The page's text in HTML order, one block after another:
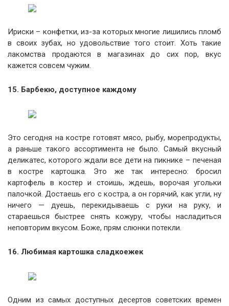
Ириски – конфетки, из-за которых многие лишились пломб
в своих зубах, но удовольствие того стоит. Хоть такие
лакомства продаются в магазинах до сих пор, вкус
кажется совсем чужим.
15. Барбекю, доступное каждому
Это сегодня на костре готовят мясо, рыбу, морепродукты,
а раньше такого ассортимента не было. Самый вкусный
деликатес, которого ждали все дети на пикнике – печеная
в костре картошка. Это же так интересно: бросил
картофель в костер и стоишь, ждешь, ворочая угольки
палочкой. Достаешь его с костра, а он горячий, как угли, ну
ничего — дуешь, перекидываешь с руки на руку, и
стараешься быстрее снять кожуру, чтобы насладиться
неповторим вкусом. Боже, прям слюнки потекли.
16. Любимая картошка сладкоежек
Одним из самых доступных десертов советских времен